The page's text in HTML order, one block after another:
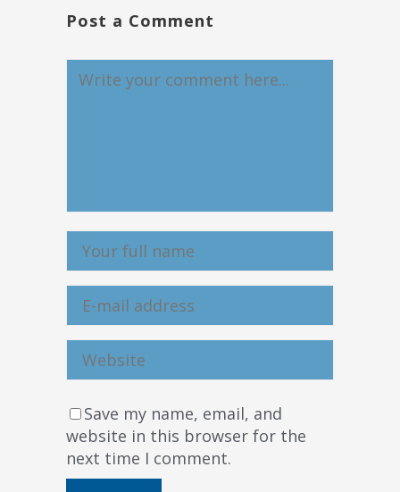
Post a Comment
Save my name, email, and
website in this browser for the
next time I comment.